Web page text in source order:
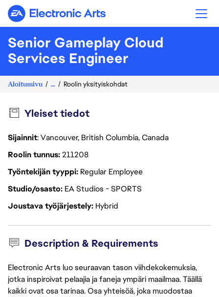
Electronic Arts
Senior Gameplay Cloud
Services Engineer
Aloitussivu ... Roolin yksityiskohdat
Yleiset tiedot
Sijainnit: Vancouver, British Columbia, Canada
Roolin tunnus211208
Työntekijän tyyppi Regular Employee
Studio/osasto EA Studios - SPORTS
Joustava työjärjestely Hybrid
Description & Requirements
Electronic Arts luo seuraavan tason viihdekokemuksia,
jotka inspiroivat pelaajia ja faneja ympäri maailmaa. Täällä
kaikki ovat osa tarinaa. Osa yhteisöä, joka muodostaa